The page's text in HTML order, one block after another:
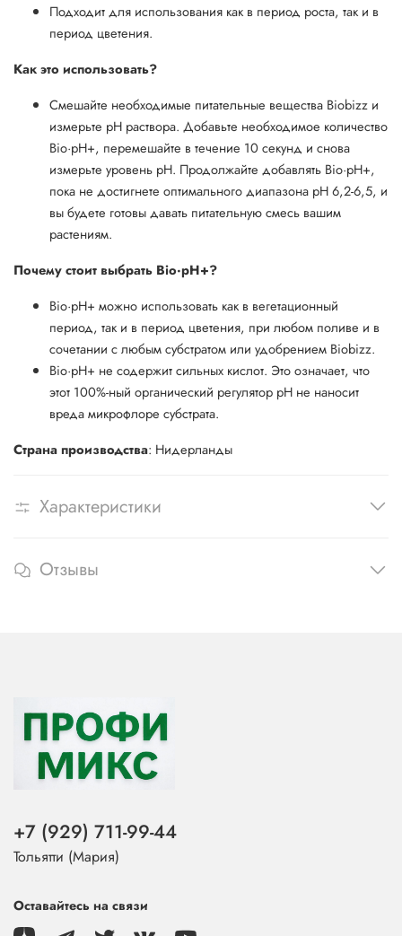
Подходит для использования как в период роста, так и в
период цветения.
Как это использовать?
Смешайте необходимые питательные вещества Biobizz и
измерьте pH раствора. Добавьте необходимое количество
Bio·pH+, перемешайте в течение 10 секунд и снова
измерьте уровень pH. Продолжайте добавлять Bio·pH+,
пока не достигнете оптимального диапазона pH 6,2-6,5, и
вы будете готовы давать питательную смесь вашим
растениям.
Почему стоит выбрать Bio·pH+?
Bio·pH+ можно использовать как в вегетационный
период, так и в период цветения, при любом поливе и в
сочетании с любым субстратом или удобрением Biobizz.
Bio·pH+ не содержит сильных кислот. Это означает, что
этот 100%-ный органический регулятор pH не наносит
вреда микрофлоре субстрата.
Страна производства: Нидерланды
Характеристики
Отзывы
+7 (929) 711-99-44
Тольятти (Мария)
Оставайтесь на связи